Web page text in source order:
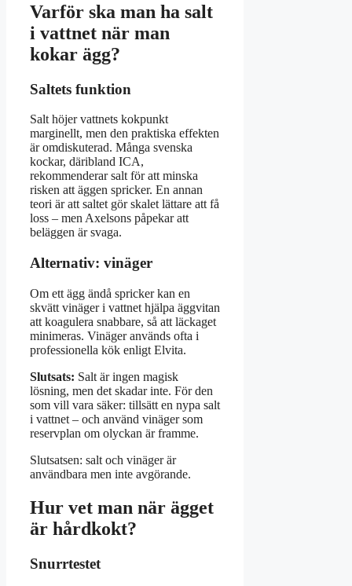
Varför ska man ha salt
i vattnet när man
kokar ägg?
Saltets funktion
Salt höjer vattnets kokpunkt
marginellt, men den praktiska effekten
är omdiskuterad. Många svenska
kockar, däribland ICA,
rekommenderar salt för att minska
risken att äggen spricker. En annan
teori är att saltet gör skalet lättare att få
loss – men Axelsons påpekar att
beläggen är svaga.
Alternativ: vinäger
Om ett ägg ändå spricker kan en
skvätt vinäger i vattnet hjälpa äggvitan
att koagulera snabbare, så att läckaget
minimeras. Vinäger används ofta i
professionella kök enligt Elvita.
Slutsats: Salt är ingen magisk
lösning, men det skadar inte. För den
som vill vara säker: tillsätt en nypa salt
i vattnet – och använd vinäger som
reservplan om olyckan är framme.
Slutsatsen: salt och vinäger är
användbara men inte avgörande.
Hur vet man när ägget
är hårdkokt?
Snurrtestet